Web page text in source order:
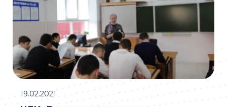
19.02.2021